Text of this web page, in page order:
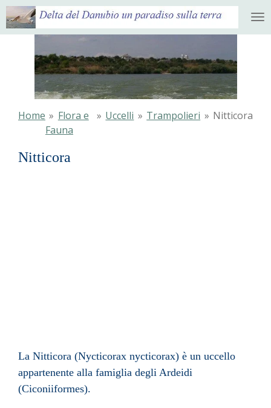
direct
hoofdinhoud
Home » Flora e
Fauna
» Uccelli » Trampolieri » Nitticora
Nitticora
La Nitticora (Nycticorax nycticorax) è un uccello
appartenente alla famiglia degli Ardeidi
(Ciconiiformes).